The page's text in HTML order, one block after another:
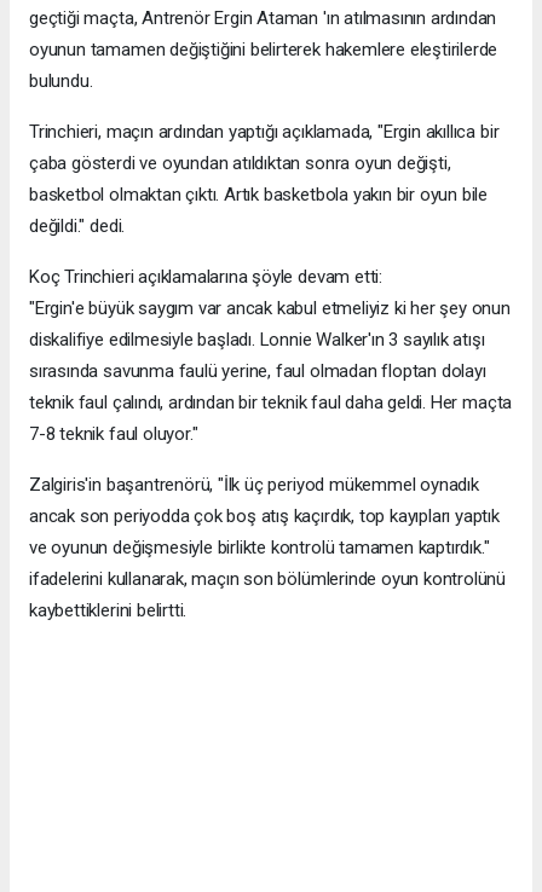
geçtiği maçta, Antrenör Ergin Ataman 'ın atılmasının ardından
oyunun tamamen değiştiğini belirterek hakemlere eleştirilerde
bulundu.
Trinchieri, maçın ardından yaptığı açıklamada, "Ergin akıllıca bir
çaba gösterdi ve oyundan atıldıktan sonra oyun değişti,
basketbol olmaktan çıktı. Artık basketbola yakın bir oyun bile
değildi." dedi.
Koç Trinchieri açıklamalarına şöyle devam etti:
"Ergin'e büyük saygım var ancak kabul etmeliyiz ki her şey onun
diskalifiye edilmesiyle başladı. Lonnie Walker'ın 3 sayılık atışı
sırasında savunma faulü yerine, faul olmadan floptan dolayı
teknik faul çalındı, ardından bir teknik faul daha geldi. Her maçta
7-8 teknik faul oluyor."
Zalgiris'in başantrenörü, "İlk üç periyod mükemmel oynadık
ancak son periyodda çok boş atış kaçırdık, top kayıpları yaptık
ve oyunun değişmesiyle birlikte kontrolü tamamen kaptırdık."
ifadelerini kullanarak, maçın son bölümlerinde oyun kontrolünü
kaybettiklerini belirtti.